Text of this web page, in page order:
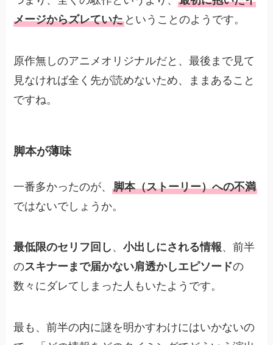
メージからズレていた ということのようです。
原作無しのアニメオリジナルだと、最後まで見て
見なければ全く先が読めないため、ままあること
ですね。
脚本が薄味
一番多かったのが、脚本（ストーリー）への不満
ではないでしょうか。
最低限のセリフ回し 、小出しにされる情報、前半
のスキナーまで届かない肩透かしエピソードの
数々にダレてしまった人もいたようです。
最も、前半の内に謎を明かすわけにはいかないの